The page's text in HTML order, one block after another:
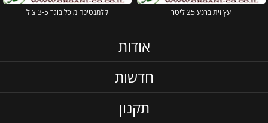
עץ זית ברנע 25 ליטר קלמנטינה מיכל בוגר 3-5 צול
אודות
חדשות
תקנון